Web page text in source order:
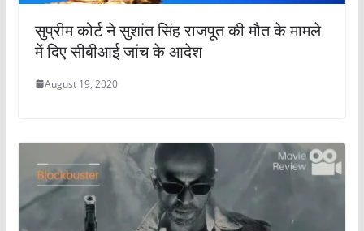
सुप्रीम कोर्ट ने सुशांत सिंह राजपूत की मौत के मामले
में दिए सीबीआई जांच के आदेश
August 19, 2020